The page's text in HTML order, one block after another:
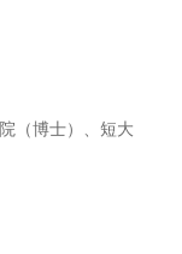
（博士）、短大